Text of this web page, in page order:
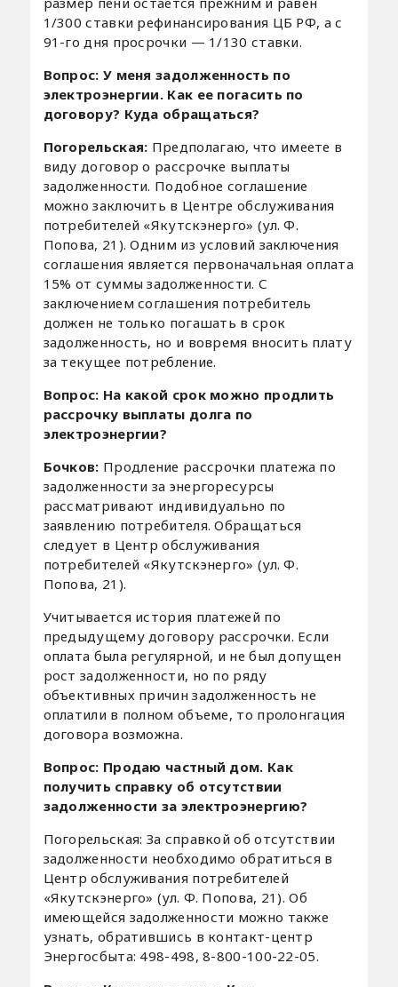
1/300 ставки рефинансирования ЦБ РФ, а с
91-го дня просрочки — 1/130 ставки.
Вопрос: У меня задолженность по
электроэнергии. Как ее погасить по
договору? Куда обращаться?
Погорельская: Предполагаю, что имеете в
виду договор о рассрочке выплаты
задолженности. Подобное соглашение
можно заключить в Центре обслуживания
потребителей «Якутскэнерго» (ул. Ф.
Попова, 21). Одним из условий заключения
соглашения является первоначальная оплата
15% от суммы задолженности. С
заключением соглашения потребитель
должен не только погашать в срок
задолженность, но и вовремя вносить плату
за текущее потребление.
Вопрос: На какой срок можно продлить
рассрочку выплаты долга по
электроэнергии?
Бочков: Продление рассрочки платежа по
задолженности за энергоресурсы
рассматривают индивидуально по
заявлению потребителя. Обращаться
следует в Центр обслуживания
потребителей «Якутскэнерго» (ул. Ф.
Попова, 21).
Учитывается история платежей по
предыдущему договору рассрочки. Если
оплата была регулярной, и не был допущен
рост задолженности, но по ряду
объективных причин задолженность не
оплатили в полном объеме, то пролонгация
договора возможна.
Вопрос: Продаю частный дом. Как
получить справку об отсутствии
задолженности за электроэнергию?
Погорельская: За справкой об отсутствии
задолженности необходимо обратиться в
Центр обслуживания потребителей
«Якутскэнерго» (ул. Ф. Попова, 21). Об
имеющейся задолженности можно также
узнать, обратившись в контакт-центр
Энергосбыта: 498-498, 8-800-100-22-05.